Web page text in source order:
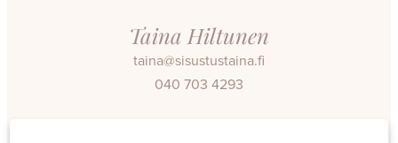
Taina Hiltunen
taina@sisustustaina.fi
040 703 4293